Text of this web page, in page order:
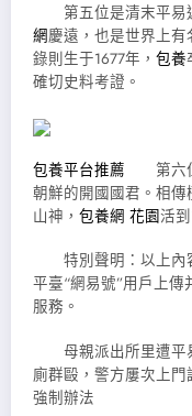
第五位是清末平易
網慶遠，也是世界上
錄則生于1677年， 包養
確切史料考證。
包養平台推薦 第六位
朝鮮的開國國君。相傳
山神， 包養網 花園活
特別聲明：以上內
平臺“網易號”用戶上傳
服務。
母親派出所里遭平
廁群毆，警方屢次上門
強制辦法